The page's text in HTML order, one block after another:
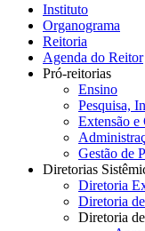
Instituto
Organograma
Reitoria
Agenda do Reitor
Pró-reitorias
Ensino
Pesquisa,
Extensão e
Gestão de
Diretorias
Diretoria
Diretoria
Diretoria